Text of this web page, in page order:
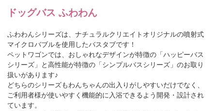
ドッグバス ふわわん
ふわわんシリーズは、ナチュラルクリエイトオリジナルの噴射式
マイクロバブルを使用したバスタブです！
ペットワゴンでは、おしゃれなデザインが特徴の「ハッピーバス
シリーズ」と高性能が特徴の「シンプルバスシリーズ」のお取り
扱いがあります♪
どちらのシリーズもわんちゃんの出入りがしやすいだけでなく、
ご利用者様が使いやすく機能的に入浴できるよう開発・設計され
ています。